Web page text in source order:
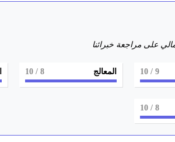
على مراجعة خبرائنا
9
/ 10 المعالج 8
/ 10
8
/ 10